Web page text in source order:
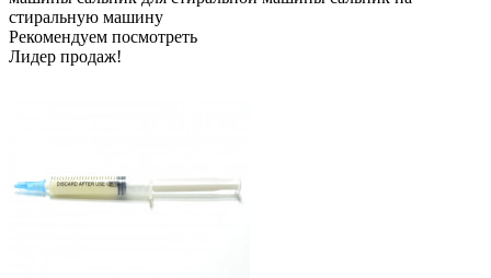
стиральную машину
Рекомендуем посмотреть
Лидер продаж!